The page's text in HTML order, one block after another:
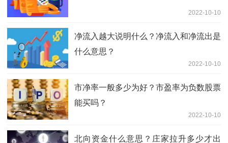
2022-10-10
净流入越大说明什么？净流入和净流出是
什么意思？
2022-10-10
市净率一般多少为好？市盈率为负数股票
能买吗？
2022-10-10
北向资金什么意思？庄家拉升多少才出